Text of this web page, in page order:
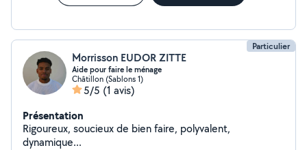
Particulier
Morrisson EUDOR ZITTE
Aide pour faire le ménage
Châtillon (Sablons 1)
5/5 (1 avis)
Présentation
Rigoureux, soucieux de bien faire, polyvalent,
dynamique...